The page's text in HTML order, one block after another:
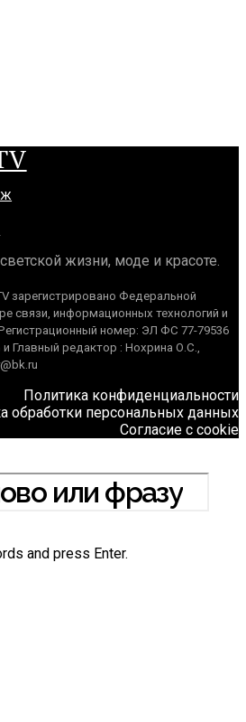
жизни, моде и красоте.
зарегистрировано Федеральной
связи, информационных технологий и
номер: ЭЛ ФС 77-79536
Главный редактор : Нохрина О.С.,
Политика конфиденциальности
обработки персональных данных
Согласие с cookie
and press Enter.